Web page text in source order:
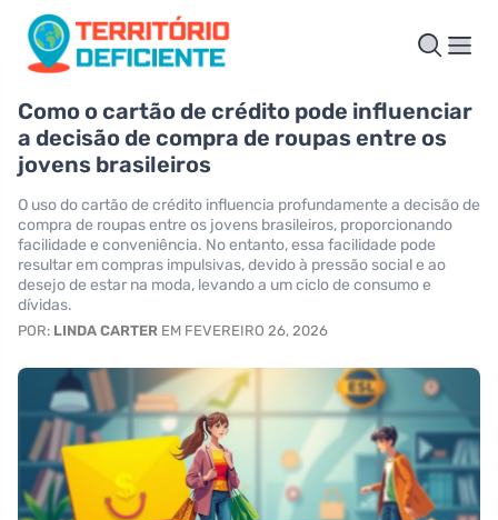
Como o cartão de crédito pode influenciar
a decisão de compra de roupas entre os
jovens brasileiros
O uso do cartão de crédito influencia profundamente a decisão de
compra de roupas entre os jovens brasileiros, proporcionando
facilidade e conveniência. No entanto, essa facilidade pode
resultar em compras impulsivas, devido à pressão social e ao
desejo de estar na moda, levando a um ciclo de consumo e
dívidas.
POR: LINDA CARTER EM FEVEREIRO 26, 2026